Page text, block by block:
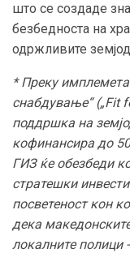
што се создаде
безбедноста на
одржливите
* Преку
снабдување“ („Fit
поддршка на
кофинансира до
ГИЗ ќе обезбеди
стратешки
посветеност кон
дека
локалните полици